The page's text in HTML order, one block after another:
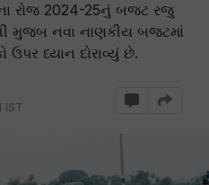
રોજ 2024-25નું બજટ રજુ
મુજબ નવા નાણકીય બજટમાં
ઉપર ધ્યાન દોરાવ્યું છે.
IST